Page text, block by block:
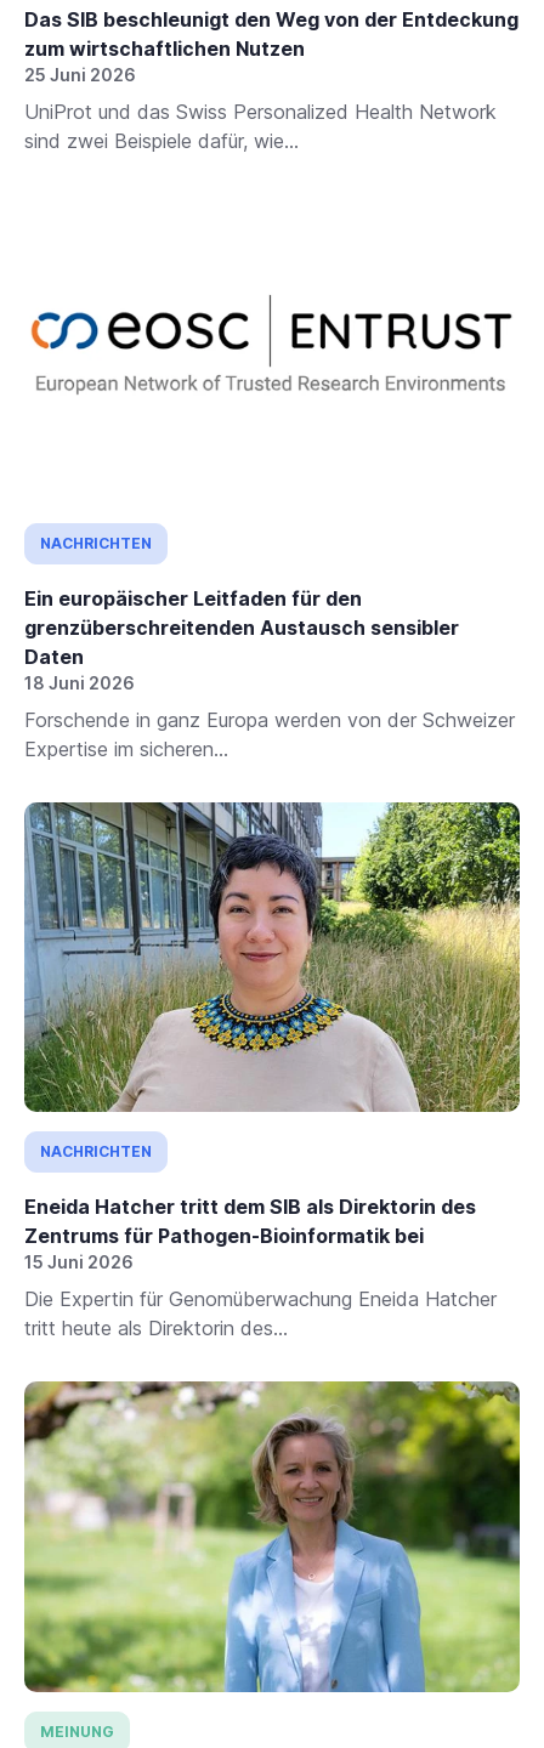
Das SIB beschleunigt den Weg von der Entdeckung
zum wirtschaftlichen Nutzen
25 Juni 2026
UniProt und das Swiss Personalized Health Network
sind zwei Beispiele dafür, wie...
NACHRICHTEN
Ein europäischer Leitfaden für den
grenzüberschreitenden Austausch sensibler
Daten
18 Juni 2026
Forschende in ganz Europa werden von der Schweizer
Expertise im sicheren...
NACHRICHTEN
Eneida Hatcher tritt dem SIB als Direktorin des
Zentrums für Pathogen-Bioinformatik bei
15 Juni 2026
Die Expertin für Genomüberwachung Eneida Hatcher
tritt heute als Direktorin des...
MEINUNG